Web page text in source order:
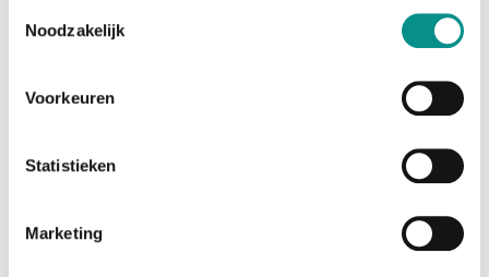
Noodzakelijk
Voorkeuren
Statistieken
Marketing
uw MacBook
Een A-merk van OWC sinds 2003, NewerTech NuPower
overstijgen van fabrieksspecificaties. Ook zijn deze
OEM slaap- en gereduceerd vermogen modi.